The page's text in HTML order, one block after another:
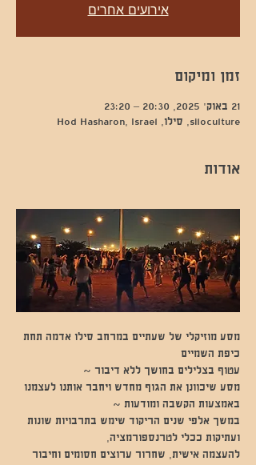
אירועים אחרים
זמן ומיקום
21 באוק׳ 2025, 20:30 – 23:20
siloculture, סילו, Hod Hasharon, Israel
אודות
מסע מוזיקלי של שעתיים במרחב סילו אדמה תחת
כיפת השמיים
עטוף בצלילים בחושך ללא דיבור ~
מסע שיכוונן את הגוף מחדש ויחבר אותנו לעצמנו
באמצעות הקשבה ומודעות ~
במשך אלפי שנים הריקוד שימש בתרבויות שונות
ועתיקות ככלי לטרנספורמציה,
להעצמה אישית, שחרור ערוצים חסומים וחיבור